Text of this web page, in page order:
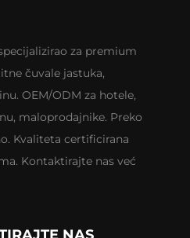
za premium
čuvale jastuka,
OEM/ODM za hotele,
maloprodajnike. Preko
Kvaliteta certificirana
Kontaktirajte nas već